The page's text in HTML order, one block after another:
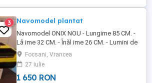
3 Navomodel plantat
Navomodel ONIX NOU - Lungime 85 CM. -
Lă ime 32 CM. - Înăl ime 26 CM. - Lumini de
noapte actionate din radiocomanda -
Sistem de semnalizare la basculare. - Far
de 3W actionat separat.( din
telecomanda) -Lumini pe led de 8mm -
Focsani, Vrancea
27 iulie
1 650 RON